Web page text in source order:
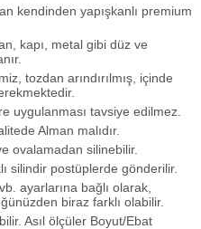
kendinden yapışkanlı premium
kapı, metal gibi düz ve
tozdan arındırılmış, içinde
uygulanması tavsiye edilmez.
Alman malıdır.
ovalamadan silinebilir.
silindir postüplerde gönderilir.
ayarlarına bağlı olarak,
biraz farklı olabilir.
Asıl ölçüler Boyut/Ebat